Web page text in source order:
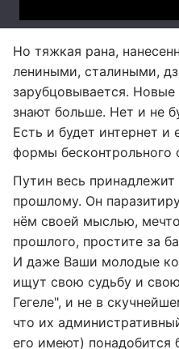
Но тяжкая рана,
лениными, сталиными,
зарубцовывается.
знают больше. Нет и не
Есть и будет интернет
формы бесконтрольного
Путин весь
прошлому. Он
нём своей мыслью,
прошлого, простите за
И даже Ваши молодые
ищут свою судьбу и
Гегеле", и не в
что их
его имеют) понадобится